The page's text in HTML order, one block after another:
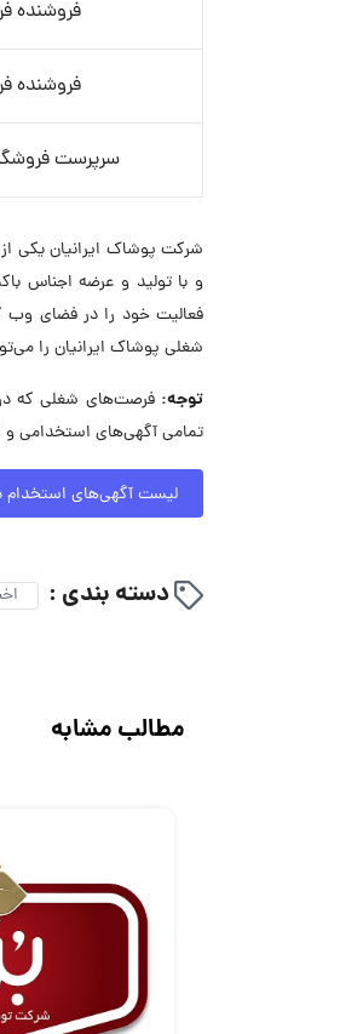
فروشنده
فروشنده
سرپرست
فعالیت خود را در فضای وب
شغلی پوشاک ایرانیان را
توجه: فرصت‌های شغلی که در
تمامی آگهی‌های استخدامی و
لیست آگهی‌های استخدام
دسته بندی :
مطالب مشابه